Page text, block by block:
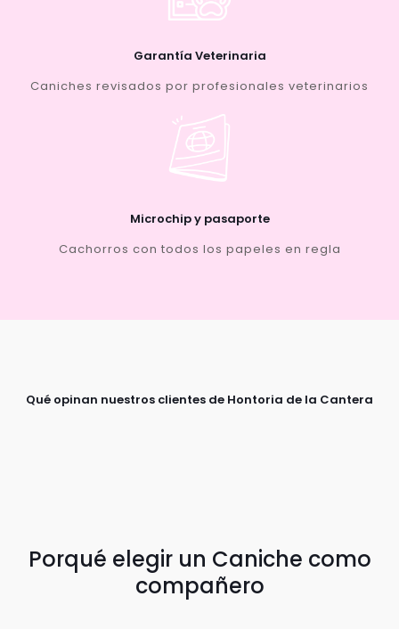
Garantía Veterinaria
Caniches revisados por profesionales veterinarios
Microchip y pasaporte
Cachorros con todos los papeles en regla
Qué opinan nuestros clientes de Hontoria de la Cantera
Porqué elegir un Caniche como
compañero